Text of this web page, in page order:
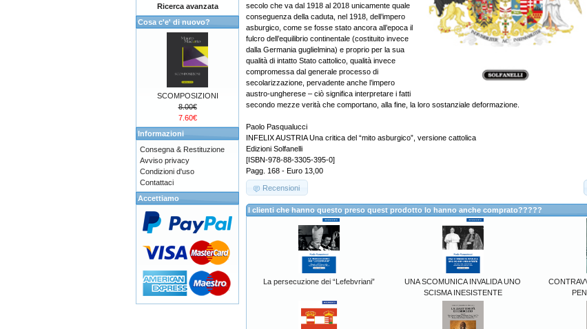
secolo che va dal 1918 al 2018 unicamente quale
conseguenza della caduta, nel 1918, dell’impero
asburgico, come se fosse stato ancora all’epoca il
fulcro dell’equilibrio continentale (costituito invece
dalla Germania guglielmina) e proprio per la sua
qualità di intatto Stato cattolico, qualità invece
compromessa dal generale processo di
secolarizzazione, pervadente anche l’impero
austro-ungherese – ciò significa interpretare i fatti
secondo mezze verità che comportano, alla fine, la loro sostanziale deformazione.
Paolo Pasqualucci
INFELIX AUSTRIA Una critica del “mito asburgico”, versione cattolica
Edizioni Solfanelli
[ISBN-978-88-3305-395-0]
Pagg. 168 - Euro 13,00
Recensioni
I clienti che hanno questo preso quest prodotto lo hanno anche comprato?????
La persecuzione dei “Lefebvriani”
UNA SCOMUNICA INVALIDA UNO
SCISMA INESISTENTE
Ricerca avanzata
Cosa c'e' di nuovo?
SCOMPOSIZIONI
8.00€
7.60€
Informazioni
Consegna & Restituzione
Avviso privacy
Condizioni d'uso
Contattaci
Accettiamo